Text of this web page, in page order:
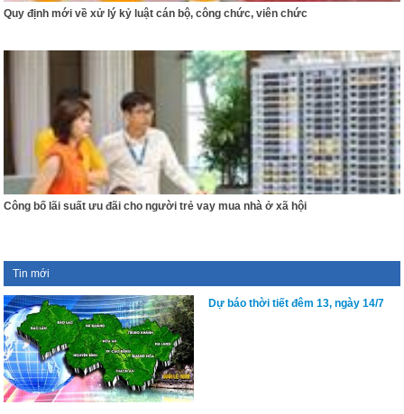
Quy định mới về xử lý kỷ luật cán bộ, công chức, viên chức
Công bố lãi suất ưu đãi cho người trẻ vay mua nhà ở xã hội
Tin mới
Dự báo thời tiết đêm 13, ngày 14/7